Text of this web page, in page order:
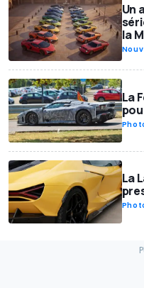
Un
la
La
La